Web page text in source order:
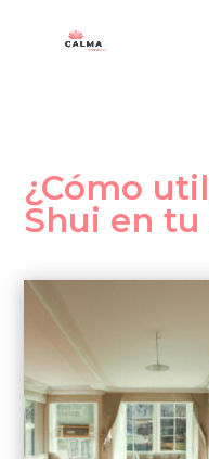
¿Cómo
Shui en tu